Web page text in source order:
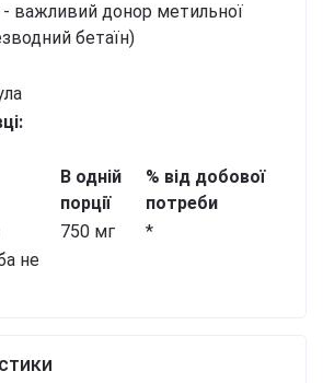
- важливий донор метильної
бетаїн)
В одній
порції
% від добової
потреби
750 мг
*
не